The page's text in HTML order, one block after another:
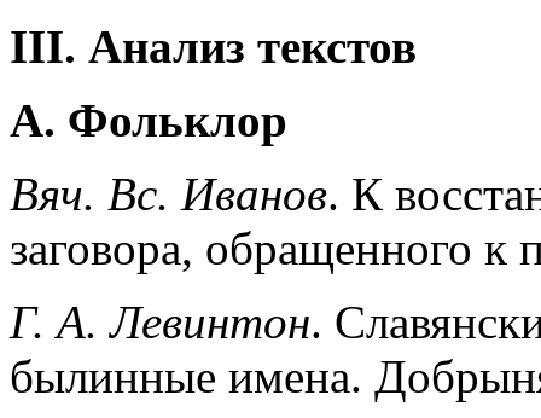
III. Анализ текстов
A. Фольклор
Вяч. Вс. Иванов. К
заговора, обращенного
Г. А. Левинтон.
былинные имена.